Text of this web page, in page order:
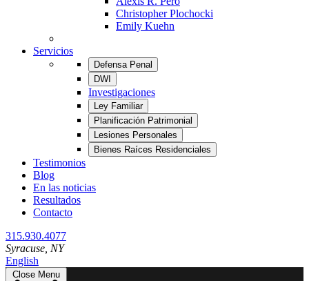
Christopher Plochocki
Emily Kuehn
Servicios
Defensa Penal
DWI
Investigaciones
Ley Familiar
Planificación Patrimonial
Lesiones Personales
Bienes Raíces Residenciales
Testimonios
Blog
En las noticias
Resultados
Contacto
315.930.4077
Syracuse , NY
English
Close Menu